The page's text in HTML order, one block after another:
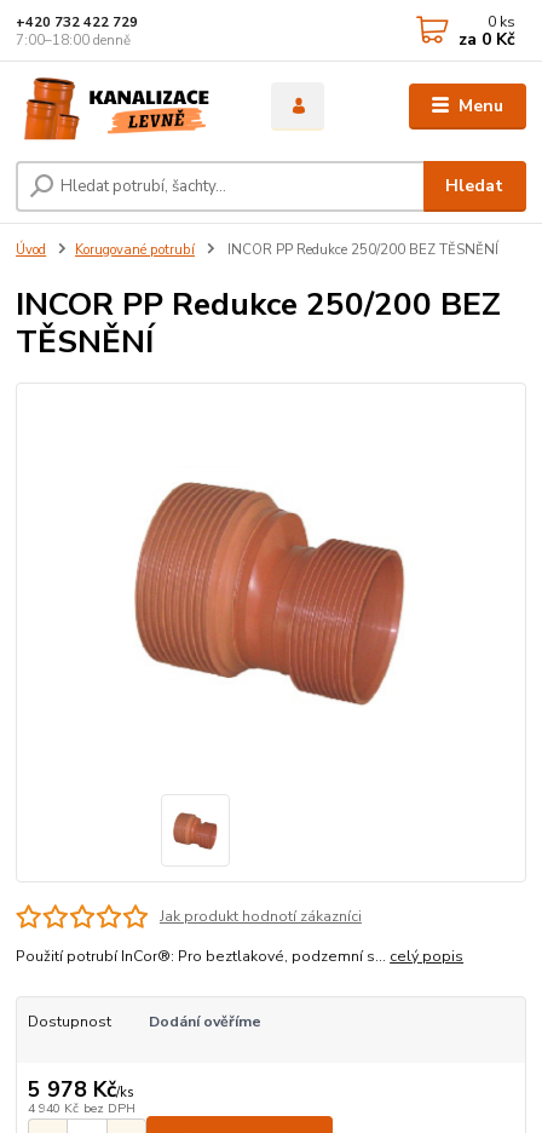
Menu
Hledat
+420 732 422 729
7:00–18:00 denně
0 ks
za 0 Kč
Úvod Korugované potrubí INCOR PP Redukce 250/200 BEZ TĚSNĚNÍ
INCOR PP Redukce 250/200 BEZ
TĚSNĚNÍ
Jak produkt hodnotí zákazníci
Použití potrubí InCor®: Pro beztlakové, podzemní s... celý popis
Dostupnost Dodání ověříme
5 978 Kč/ks
4 940 Kč bez DPH